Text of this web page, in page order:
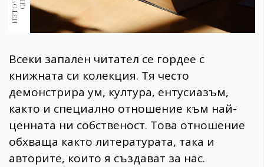
Здраве
Gentlemen
382
Wellness
1817
ПОСЛЕДВАЙТЕ
Всеки запален читател се гордее с
книжната си колекция. Тя често
демонстрира ум, култура, ентусиазъм,
както и специално отношение към най-
ценната ни собственост. Това отношение
обхваща както литературата, така и
авторите, които я създават за нас.